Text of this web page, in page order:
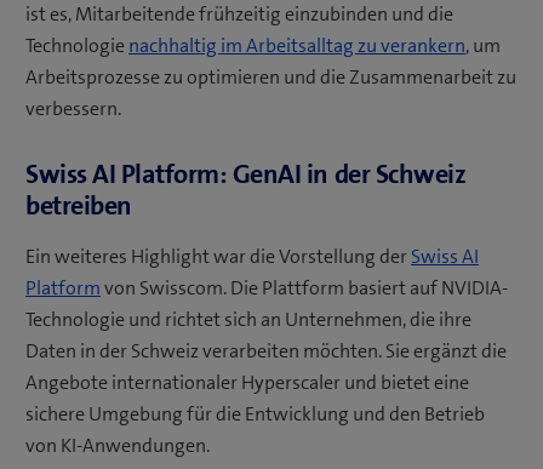
ist es, Mitarbeitende frühzeitig einzubinden und die
Technologienachhaltig im Arbeitsalltag zu verankern, um
Arbeitsprozesse zu optimieren und die Zusammenarbeit zu
verbessern.
Swiss AI Platform: GenAI in der Schweiz
betreiben
Ein weiteres Highlight war die Vorstellung derSwiss AI
Platformvon Swisscom. Die Plattform basiert auf NVIDIA-
Technologie und richtet sich an Unternehmen, die ihre
Daten in der Schweiz verarbeiten möchten. Sie ergänzt die
Angebote internationaler Hyperscaler und bietet eine
sichere Umgebung für die Entwicklung und den Betrieb
von KI-Anwendungen.